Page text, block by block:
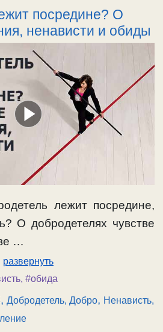
посредине? О
ненависти и обиды
лежит посредине,
О добродетелях чувстве
…
развернуть
, #обида
,Добродетель, Добро, Ненависть,